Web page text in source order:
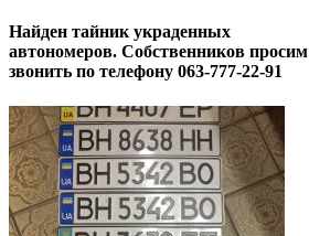
Найден тайник украденных
автономеров. Собственников просим
звонить по телефону 063-777-22-91